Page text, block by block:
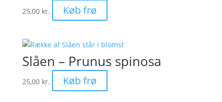
25,00 kr. Køb frø
Slåen – Prunus spinosa
25,00 kr. Køb frø